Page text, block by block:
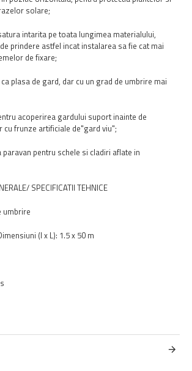
solare;
intarita pe toata lungimea materialului,
prindere astfel incat instalarea sa fie cat mai
de fixare;
plasa de gard, dar cu un grad de umbrire mai
acoperirea gardului suport inainte de
frunze artificiale de"gard viu";
paravan pentru schele si cladiri aflate in
SPECIFICATII TEHNICE
umbrire
(l x L): 1.5 x 50 m